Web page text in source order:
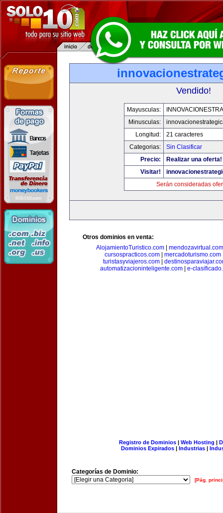
Vendido!
Mayusculas:
Minusculas:
Longitud:
21 caracteres
Categorias:
Sin Clasificar
Precio:
Realizar una oferta!
Visitar!
Serán consideradas
Otros dominios en venta:
AlojamientoTuristico.com
mendozavirtual.com
cursospracticos.com| mercadoturismo.com
turistasyviajeros.com
automatizacioninteligente.com| e-
Registro de Dominios| Web Hosting |
Dominios Expirados | Industrias |
Categorías de Dominio:
[Pág.